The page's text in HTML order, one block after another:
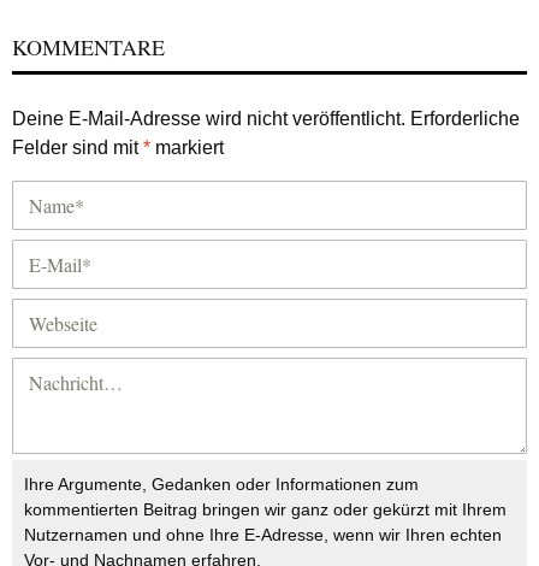
KOMMENTARE
Deine E-Mail-Adresse wird nicht veröffentlicht. Erforderliche
Felder sind mit* markiert
Ihre Argumente, Gedanken oder Informationen zum
kommentierten Beitrag bringen wir ganz oder gekürzt mit Ihrem
Nutzernamen und ohne Ihre E-Adresse, wenn wir Ihren echten
Vor- und Nachnamen erfahren.